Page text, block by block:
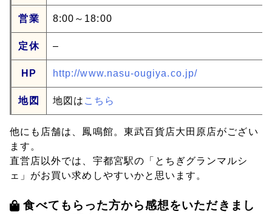
営業 8:00～18:00
定休 –
HP http://www.nasu-ougiya.co.jp/
地図 地図は こちら
他にも店舗は、鳳鳴館。東武百貨店大田原店がござい
ます。
直営店以外では、宇都宮駅の「とちぎグランマルシ
ェ」がお買い求めしやすいかと思います。
食べてもらった方から感想をいただきまし